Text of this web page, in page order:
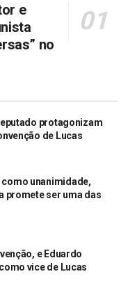
e
no
protagonizam
de Lucas
como unanimidade,
promete ser uma das
e Eduardo
vice de Lucas